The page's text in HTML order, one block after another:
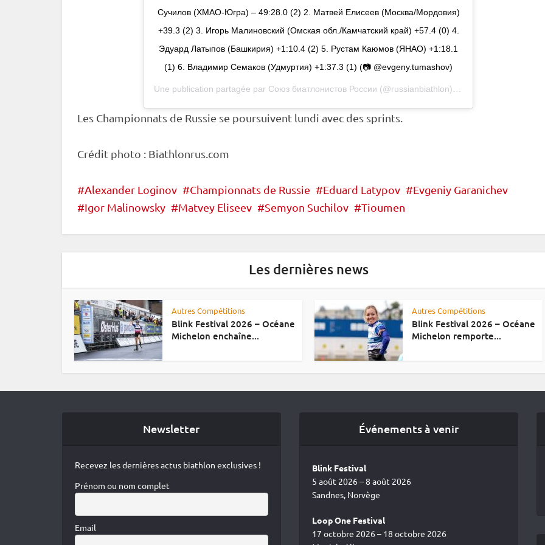
Сучилов (ХМАО-Югра) – 49:28.0 (2) 2. Матвей Елисеев (Москва/Мордовия)
+39.3 (2) 3. Игорь Малиновский (Омская обл./Камчатский край) +57.4 (0) 4.
Эдуард Латыпов (Башкирия) +1:10.4 (2) 5. Рустам Каюмов (ЯНАО) +1:18.1
(1) 6. Владимир Семаков (Удмуртия) +1:37.3 (1) (📷 @evgeny.tumashov)
Une publication partagée par Союз биатлонистов России (@russianbiathlon) le
Les Championnats de Russie se poursuivent lundi avec des sprints.
Crédit photo : Biathlonrus.com
Alexander Loginov Championnats de Russie Eduard Latypov
Evgeniy Garanichev
Igor Malinowsky
Matvey Eliseev Semyon Suchilov Tioumen
Les dernières news
Autres Compétitions
Blink Festival 2026 – Océane
Michelon enchaîne...
Autres Compétitions
Blink Festival 2026 – Océane
Michelon remporte...
Newsletter
Recevez les dernières actus biathlon exclusives !
Prénom ou nom complet
Email
Événements à venir
Blink Festival
5 août 2026 – 8 août 2026
Sandnes, Norvège
Loop One Festival
17 octobre 2026 – 18 octobre 2026